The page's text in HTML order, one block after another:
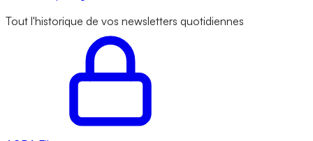
Tout l'historique de vos newsletters quotidiennes